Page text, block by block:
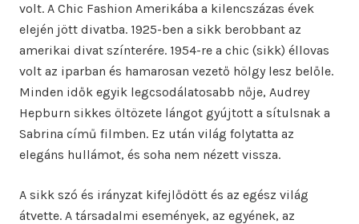
volt. A Chic Fashion Amerikába a kilencszázas évek
elején jött divatba. 1925-ben a sikk berobbant az
amerikai divat színterére. 1954-re a chic (sikk) éllovas
volt az iparban és hamarosan vezető hölgy lesz belőle.
Minden idők egyik legcsodálatosabb nője, Audrey
Hepburn sikkes öltözete lángot gyújtott a sítulsnak a
Sabrina című filmben. Ez után világ folytatta az
elegáns hullámot, és soha nem nézett vissza.
A sikk szó és irányzat kifejlődött és az egész világ
átvette. A társadalmi események, az egyének, az